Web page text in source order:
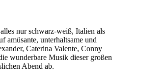
nur schwarz-weiß, Italien als
unterhaltsame und
Caterina Valente, Conny
wunderbare Musik dieser großen
Abend ab.